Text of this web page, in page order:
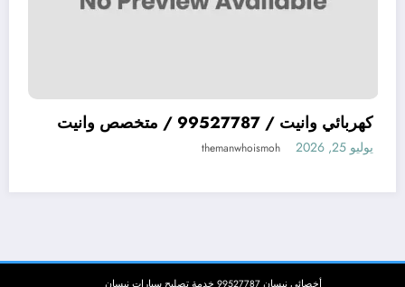
كهربائي وانيت / 99527787 / متخصص وانيت
ميكانيكي سيارات يابانية JAPAN افضل ميكيانيكي
في الكويت